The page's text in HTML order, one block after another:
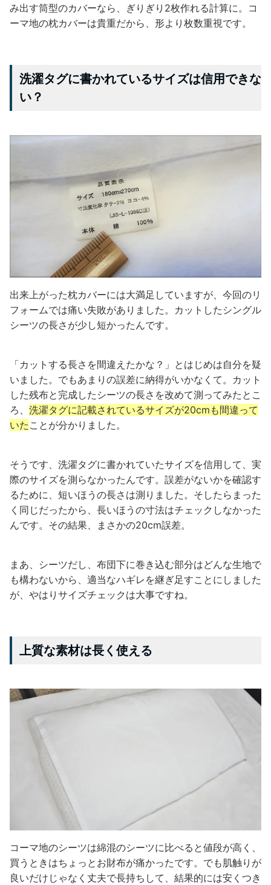
み出す筒型のカバーなら、ぎりぎり2枚作れる計算に。コ
ーマ地の枕カバーは貴重だから、形より枚数重視です。
洗濯タグに書かれているサイズは信用できな
い？
出来上がった枕カバーには大満足していますが、今回のリ
フォームでは痛い失敗がありました。カットしたシングル
シーツの長さが少し短かったんです。
「カットする長さを間違えたかな？」とはじめは自分を疑
いました。でもあまりの誤差に納得がいかなくて。カット
した残布と完成したシーツの長さを改めて測ってみたとこ
ろ、 洗濯タグに記載されているサイズが20cmも間違って
いた ことが分かりました。
そうです、洗濯タグに書かれていたサイズを信用して、実
際のサイズを測らなかったんです。誤差がないかを確認す
るために、短いほうの長さは測りました。そしたらまった
く同じだったから、長いほうの寸法はチェックしなかった
んです。その結果、まさかの20cm誤差。
まあ、シーツだし、布団下に巻き込む部分はどんな生地で
も構わないから、適当なハギレを継ぎ足すことにしました
が、やはりサイズチェックは大事ですね。
上質な素材は長く使える
コーマ地のシーツは綿混のシーツに比べると値段が高く、
買うときはちょっとお財布が痛かったです。でも肌触りが
良いだけじゃなく丈夫で長持ちして、結果的には安くつき